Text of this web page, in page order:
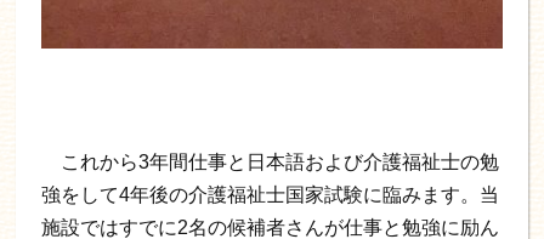
これから3年間仕事と日本語および介護福祉士の勉
強をして4年後の介護福祉士国家試験に臨みます。当
施設ではすでに2名の候補者さんが仕事と勉強に励ん